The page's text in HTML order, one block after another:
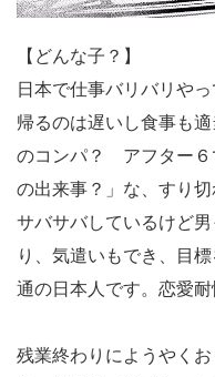
【どんな子？】
日本で仕事バリバリや
帰るのは遅いし食事も
のコンパ？ アフター
の出来事？」な、すり切
サバサバしているけど
り、気遣いもでき、目
通の日本人です。恋愛耐
残業終わりにようやく